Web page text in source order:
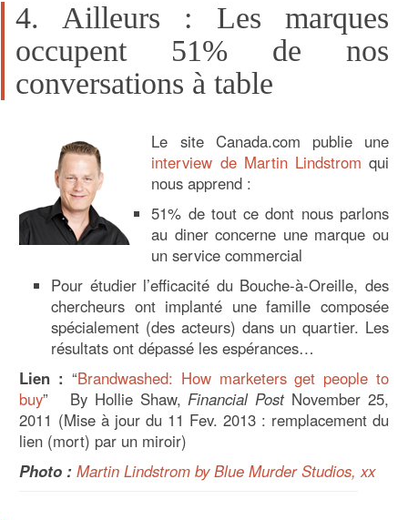
4. Ailleurs : Les marques
occupent 51% de nos
conversations à table
Le site Canada.com publie une
interview de Martin Lindstrom qui
nous apprend :
51% de tout ce dont nous parlons
au diner concerne une marque ou
un service commercial
Pour étudier l’efficacité du Bouche-à-Oreille, des
chercheurs ont implanté une famille composée
spécialement (des acteurs) dans un quartier. Les
résultats ont dépassé les espérances…
Lien : “Brandwashed: How marketers get people to
buy” By Hollie Shaw, Financial PostNovember 25,
2011 (Mise à jour du 11 Fev. 2013 : remplacement du
lien (mort) par un miroir)
Photo : Martin Lindstrom by Blue Murder Studios, xx